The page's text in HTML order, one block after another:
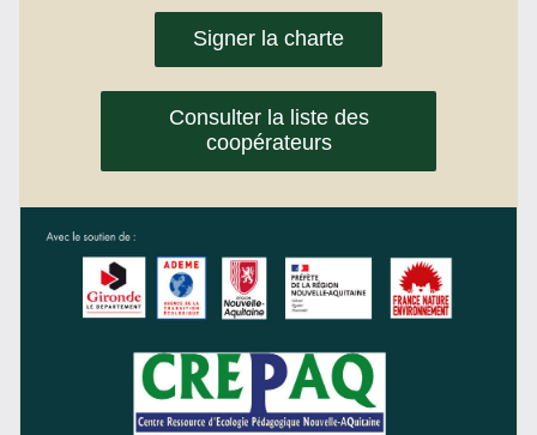
Signer la charte
Consulter la liste des
coopérateurs